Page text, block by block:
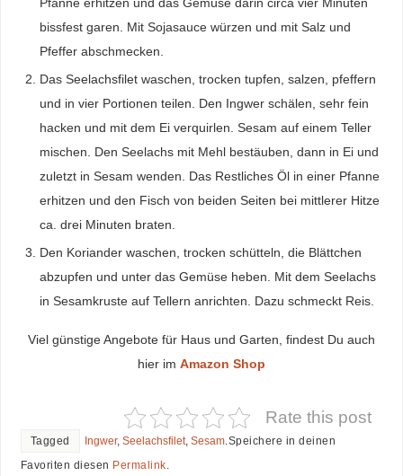
bissfest garen. Mit Sojasauce würzen und mit Salz und
Pfeffer abschmecken.
Das Seelachsfilet waschen, trocken tupfen, salzen, pfeffern
und in vier Portionen teilen. Den Ingwer schälen, sehr fein
hacken und mit dem Ei verquirlen. Sesam auf einem Teller
mischen. Den Seelachs mit Mehl bestäuben, dann in Ei und
zuletzt in Sesam wenden. Das Restliches Öl in einer Pfanne
erhitzen und den Fisch von beiden Seiten bei mittlerer Hitze
ca. drei Minuten braten.
Den Koriander waschen, trocken schütteln, die Blättchen
abzupfen und unter das Gemüse heben. Mit dem Seelachs
in Sesamkruste auf Tellern anrichten. Dazu schmeckt Reis.
Viel günstige Angebote für Haus und Garten, findest Du auch
hier im Amazon Shop
Rate this post
Tagged Ingwer, Seelachsfilet, Sesam.Speichere in deinen
Favoriten diesen Permalink.